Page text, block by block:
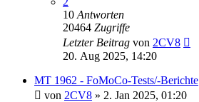
10 Antworten
20464 Zugriffe
Letzter Beitrag von 2CV8
20. Aug 2025, 14:20
MT 1962 - FoMoCo-Tests/-Berichte
von 2CV8 » 2. Jan 2025, 01:20